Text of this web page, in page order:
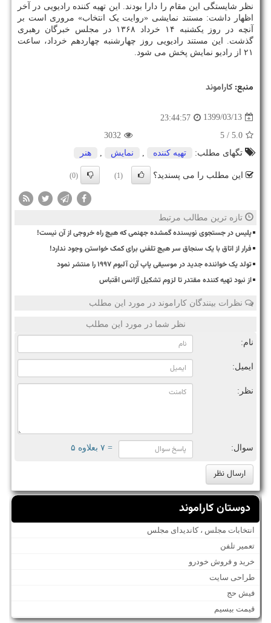
نظر شایستگی این مقام را دارا بودند. این تهیه کننده رادیویی در آخر
اظهار داشت: مستند نمایشی «روایت یک انتخاب» مروری است بر
آنچه در روز یکشنبه ۱۴ خرداد ۱۳۶۸ در مجلس خبرگان رهبری
گذشت. این مستند رادیویی روز چهارشنبه چهاردهم خرداد، ساعت
۲۱ از رادیو نمایش پخش می شود.
منبع: كاراموند
1399/03/13
23:44:57
5.0
/ 5
3032
تگهای مطلب:
تهیه كننده , نمایش , هنر
این مطلب را می پسندید؟ (1)
(0)
تازه ترین مطالب مرتبط
پلیس در جستجوی نویسنده گمشده جهنمی که هیچ راه خروجی از آن نیست!
فرار از اتاق با یک سنجاق سر هیچ تلفنی برای کمک خواستن وجود ندارد!
تولد یک خواننده جدید در موسیقی پاپ آرن آلبوم ۱۹۹۷ را منتشر نمود
از نبود تهیه کننده مقتدر تا لزوم تشکیل آژانس اقتباس
نظرات بینندگان کاراموند در مورد این مطلب
نظر شما در مورد این مطلب
نام:
ایمیل:
نظر:
سوال: = ۷ بعلاوه ۵
دوستان کاراموند
انتخابات مجلس ، کاندیدای مجلس
تعمیر تلفن
خرید و فروش خودرو
طراحی سایت
فیش حج
قیمت بیسیم